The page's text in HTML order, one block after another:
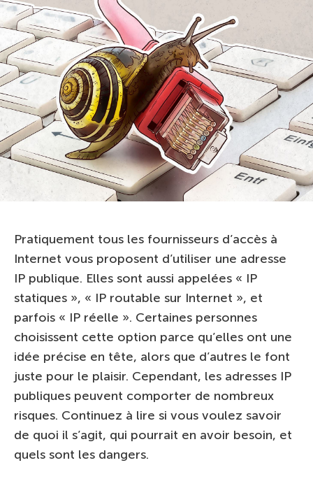
Pratiquement tous les fournisseurs d’accès à
Internet vous proposent d’utiliser une adresse
IP publique. Elles sont aussi appelées « IP
statiques », « IP routable sur Internet », et
parfois « IP réelle ». Certaines personnes
choisissent cette option parce qu’elles ont une
idée précise en tête, alors que d’autres le font
juste pour le plaisir. Cependant, les adresses IP
publiques peuvent comporter de nombreux
risques. Continuez à lire si vous voulez savoir
de quoi il s’agit, qui pourrait en avoir besoin, et
quels sont les dangers.